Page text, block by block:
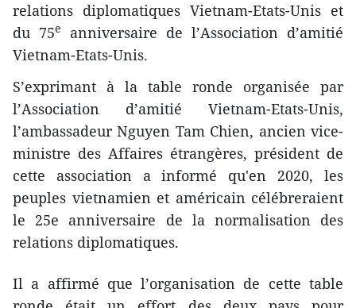
relations diplomatiques Vietnam-Etats-Unis et
du 75e
anniversaire de l’Association d’amitié
Vietnam-Etats-Unis.
S’exprimant à la table ronde organisée par
l’Association d’amitié Vietnam-Etats-Unis,
l’ambassadeur Nguyen Tam Chien, ancien vice-
ministre des Affaires étrangères, président de
cette association a informé qu'en 2020, les
peuples vietnamien et américain célébreraient
le 25e anniversaire de la normalisation des
relations diplomatiques.
Il a affirmé que l’organisation de cette table